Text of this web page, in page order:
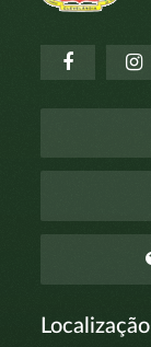
Localização